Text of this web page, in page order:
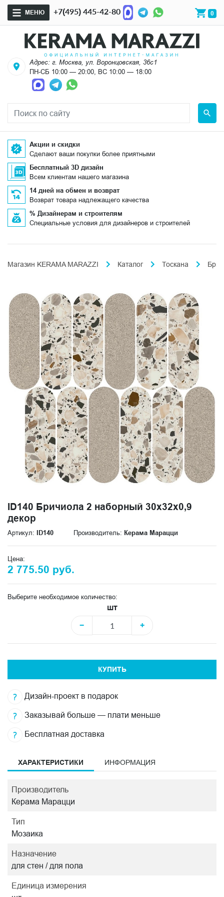
МЕНЮ +7(495) 445-42-80 0
Адрес: г. Москва, ул. Воронцовская, 36с1
ПН-СБ 10:00 — 20:00, ВС 10:00 — 18:00
Акции и скидки
Сделают ваши покупки более приятными
Бесплатный 3D дизайн
Всем клиентам нашего магазина
14 дней на обмен и возврат
Возврат товара надлежащего качества
% Дизайнерам и строителям
Специальные условия для дизайнеров и строителей
Магазин KERAMA MARAZZI Каталог Тоскана
ID140 Бричиола 2 наборный 30х32x0,9
декор
Артикул: ID140 Производитель: Керама Марацци
Цена:
2 775.50 руб.
Выберите необходимое количество:
шт
−
+
КУПИТЬ
Дизайн-проект в подарок
Заказывай больше — плати меньше
Бесплатная доставка
ХАРАКТЕРИСТИКИ ИНФОРМАЦИЯ
Производитель
Керама Марацци
Тип
Мозаика
Назначение
для стен / для пола
Единица измерения